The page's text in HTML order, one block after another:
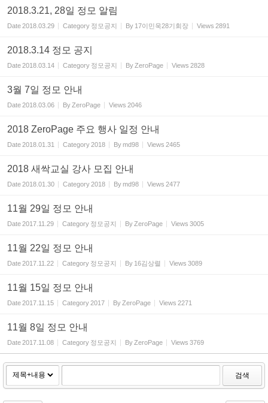
2018.3.21, 28일 정모 알림
Date2018.03.29 Category 정모공지 By 17이민욱28기회장 Views 2891
2018.3.14 정모 공지
Date2018.03.14 Category 정모공지 By ZeroPage Views 2828
3월 7일 정모 안내
Date2018.03.06 By ZeroPage Views 2046
2018 ZeroPage 주요 행사 일정 안내
Date2018.01.31 Category2018 Bymd98 Views 2465
2018 새싹교실 강사 모집 안내
Date2018.01.30 Category2018 Bymd98 Views 2477
11월 29일 정모 안내
Date2017.11.29 Category 정모공지 By ZeroPage Views 3005
11월 22일 정모 안내
Date2017.11.22 Category 정모공지 By 16김상렬 Views 3089
11월 15일 정모 안내
Date2017.11.15 Category2017 By ZeroPage Views 2271
11월 8일 정모 안내
Date2017.11.08 Category 정모공지 By ZeroPage Views 3769
검색